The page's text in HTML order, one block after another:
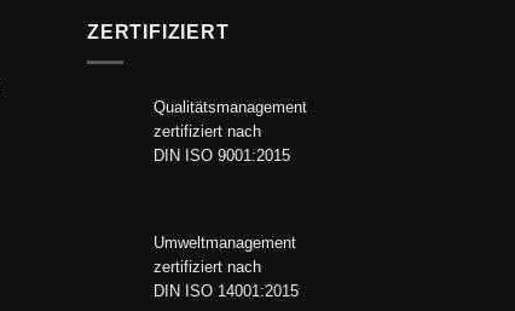
ZERTIFIZIERT
Qualitätsmanagement
zertifiziert nach
DIN ISO 9001:2015
Umweltmanagement
zertifiziert nach
DIN ISO 14001:2015